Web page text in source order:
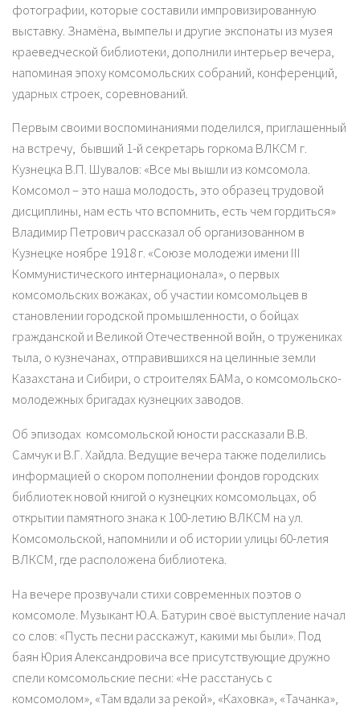
фотографии, которые составили импровизированную
выставку. Знамёна, вымпелы и другие экспонаты из музея
краеведческой библиотеки, дополнили интерьер вечера,
напоминая эпоху комсомольских собраний, конференций,
ударных строек, соревнований.
Первым своими воспоминаниями поделился, приглашенный
на встречу, бывший 1-й секретарь горкома ВЛКСМ г.
Кузнецка В.П. Шувалов: «Все мы вышли из комсомола.
Комсомол – это наша молодость, это образец трудовой
дисциплины, нам есть что вспомнить, есть чем гордиться»
Владимир Петрович рассказал об организованном в
Кузнецке ноябре 1918 г. «Союзе молодежи имени III
Коммунистического интернационала», о первых
комсомольских вожаках, об участии комсомольцев в
становлении городской промышленности, о бойцах
гражданской и Великой Отечественной войн, о тружениках
тыла, о кузнечанах, отправившихся на целинные земли
Казахстана и Сибири, о строителях БАМа, о комсомольско-
молодежных бригадах кузнецких заводов.
Об эпизодах комсомольской юности рассказали В.В.
Самчук и В.Г. Хайдла. Ведущие вечера также поделились
информацией о скором пополнении фондов городских
библиотек новой книгой о кузнецких комсомольцах, об
открытии памятного знака к 100-летию ВЛКСМ на ул.
Комсомольской, напомнили и об истории улицы 60-летия
ВЛКСМ, где расположена библиотека.
На вечере прозвучали стихи современных поэтов о
комсомоле. Музыкант Ю.А. Батурин своё выступление начал
со слов: «Пусть песни расскажут, какими мы были». Под
баян Юрия Александровича все присутствующие дружно
спели комсомольские песни: «Не расстанусь с
комсомолом», «Там вдали за рекой», «Каховка», «Тачанка»,